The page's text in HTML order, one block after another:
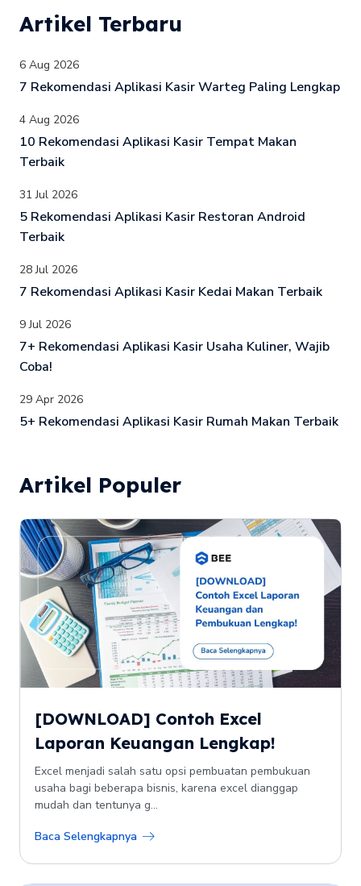
Artikel Terbaru
6 Aug 2026
7 Rekomendasi Aplikasi Kasir Warteg Paling Lengkap
4 Aug 2026
10 Rekomendasi Aplikasi Kasir Tempat Makan
Terbaik
31 Jul 2026
5 Rekomendasi Aplikasi Kasir Restoran Android
Terbaik
28 Jul 2026
7 Rekomendasi Aplikasi Kasir Kedai Makan Terbaik
9 Jul 2026
7+ Rekomendasi Aplikasi Kasir Usaha Kuliner, Wajib
Coba!
29 Apr 2026
5+ Rekomendasi Aplikasi Kasir Rumah Makan Terbaik
Artikel Populer
[DOWNLOAD] Contoh Excel
Laporan Keuangan Lengkap!
Excel menjadi salah satu opsi pembuatan pembukuan
usaha bagi beberapa bisnis, karena excel dianggap
mudah dan tentunya g...
Baca Selengkapnya